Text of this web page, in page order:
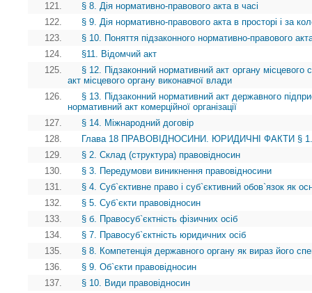
121.
§ 8. Дія нормативно-правового акта в часі
122.
§ 9. Дія нормативно-правового акта в просторі і за
123.
§ 10. Поняття підзаконного нормативно-правового
124.
§11. Відомчий акт
125.
§ 12. Підзаконний нормативний акт органу
акт місцевого органу виконавчої влади
126.
§ 13. Підзаконний нормативний акт державного
нормативний акт комерційної організації
127.
§ 14. Міжнародний договір
128.
Глава 18 ПРАВОВІДНОСИНИ. ЮРИДИЧНІ ФАКТИ § 1.
129.
§ 2. Склад (структура) правовідносин
130.
§ 3. Передумови виникнення правовідносини
131.
§ 4. Суб`єктивне право і суб`єктивний обов`язок як
132.
§ 5. Суб`єкти правовідносин
133.
§ б. Правосуб`єктність фізичних осіб
134.
§ 7. Правосуб`єктність юридичних осіб
135.
§ 8. Компетенція державного органу як вираз його
136.
§ 9. Об`єкти правовідносин
137.
§ 10. Види правовідносин